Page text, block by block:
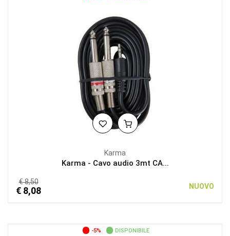
Karma
Karma - Cavo audio 3mt CA...
€ 8,50
€ 8,08 NUOVO
-5% DISPONIBILE